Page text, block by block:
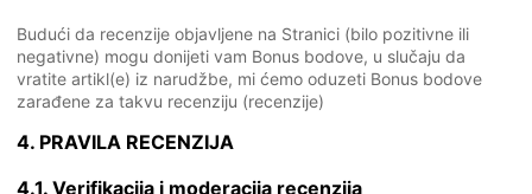
Budući da recenzije objavljene na Stranici (bilo pozitivne ili
negativne) mogu donijeti vam Bonus bodove, u slučaju da
vratite artikl(e) iz narudžbe, mi ćemo oduzeti Bonus bodove
zarađene za takvu recenziju (recenzije)
4. PRAVILA RECENZIJA
4.1. Verifikacija i moderacija recenzija